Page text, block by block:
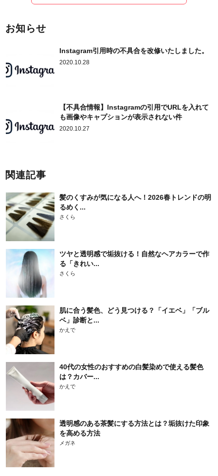
お知らせ
Instagram引用時の不具合を改修いたしました。
2020.10.28
【不具合情報】Instagramの引用でURLを入れて
も画像やキャプションが表示されない件
2020.10.27
関連記事
髪のくすみが気になる人へ！2026春トレンドの明
るめく...
さくら
ツヤと透明感で垢抜ける！自然なヘアカラーで作
る「きれい...
さくら
肌に合う髪色、どう見つける？「イエベ」「ブル
ベ」診断と...
かえで
40代の女性のおすすめの白髪染めで使える髪色
は？カバー...
かえで
透明感のある茶髪にする方法とは？垢抜けた印象
を高める方法
メガネ